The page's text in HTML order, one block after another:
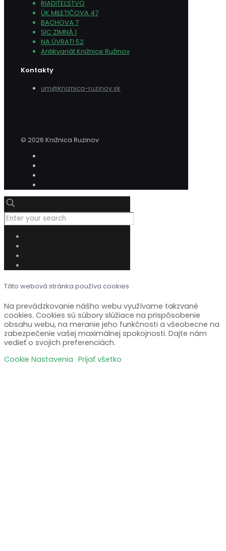
RIADITEĽSTVO
ÚK MILETIČOVA 47
BACHOVA 7
SIC ZIMNÁ 1
NA ÚVRATI 52
Antikvariát Knižnice Ružinov
Kontakty
um@kniznica-ruzinov.sk
© 2026 Knižnica Ruzinov
Táto webová stránka používa cookies
Na prevádzkovanie nášho webu využívame takzvané
cookies. Cookies sú súbory slúžiace na prispôsobenie
obsahu webu, na meranie jeho funkčnosti a všeobecne na
zabezpečenie vašej maximálnej spokojnosti. Dajte nám
vedieť o svojich preferenciách.
Cookie Nastavenia Prijať všetko